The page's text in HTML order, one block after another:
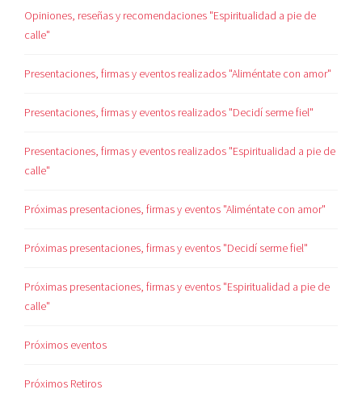
Opiniones, reseñas y recomendaciones "Espiritualidad a pie de
calle"
Presentaciones, firmas y eventos realizados "Aliméntate con amor"
Presentaciones, firmas y eventos realizados "Decidí serme fiel"
Presentaciones, firmas y eventos realizados "Espiritualidad a pie de
calle"
Próximas presentaciones, firmas y eventos "Aliméntate con amor"
Próximas presentaciones, firmas y eventos "Decidí serme fiel"
Próximas presentaciones, firmas y eventos "Espiritualidad a pie de
calle"
Próximos eventos
Próximos Retiros